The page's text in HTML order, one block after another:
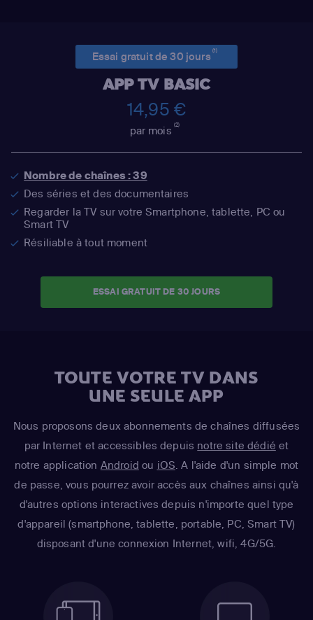
Essai gratuit de 30 jours(1)
APP TV BASIC
14,95 €
par mois(2)
Nombre de chaînes : 39
Des séries et des documentaires
Regarder la TV sur votre Smartphone, tablette, PC ou
Smart TV
Résiliable à tout moment
ESSAI GRATUIT DE 30 JOURS
TOUTE VOTRE TV DANS
UNE SEULE APP
Nous proposons deux abonnements de chaînes diffusées
par Internet et accessibles depuis notre site dédié et
notre application Android ou iOS . A l'aide d'un simple mot
de passe, vous pourrez avoir accès aux chaînes ainsi qu'à
d'autres options interactives depuis n'importe quel type
d'appareil (smartphone, tablette, portable, PC, Smart TV)
disposant d'une connexion Internet, wifi, 4G/5G.